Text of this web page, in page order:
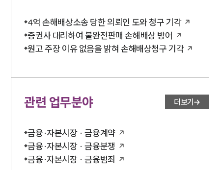
4억 손해배상소송 당한 의뢰인 도와 청구 기각
증권사 대리하여 불완전판매 손해배상 방어
원고 주장 이유 없음을 밝혀 손해배상청구 기각
관련 업무분야 더보기
금융·자본시장 · 금융계약
금융·자본시장 · 금융분쟁
금융·자본시장 · 금융범죄